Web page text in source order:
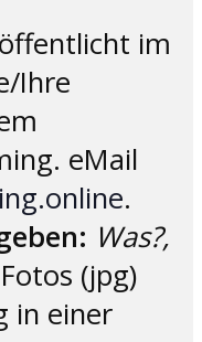
im
Ihre
eMail
.
Was?,
(jpg)
in einer